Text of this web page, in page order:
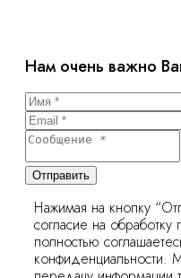
Нам очень важно
Отправить
Нажимая на кнопку
согласие на
полностью
конфиденциальности.